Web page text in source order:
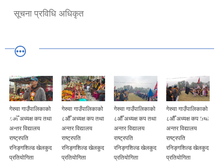
सूचना प्रविधि अधिकृत
गेरुवा गाउँपालिकाको
८औँ अध्यक्ष कप तथा
अन्तर विद्यालय
राष्ट्रपति
रनिङ्गशिल्ड खेलकुद
प्रतियोगिता
गेरुवा गाउँपालिकाको
८औँ अध्यक्ष कप तथा
अन्तर विद्यालय
राष्ट्रपति
रनिङ्गशिल्ड खेलकुद
प्रतियोगिता
गेरुवा गाउँपालिकाको
८औँ अध्यक्ष कप तथा
अन्तर विद्यालय
राष्ट्रपति
रनिङ्गशिल्ड खेलकुद
प्रतियोगिता
गेरुवा गाउँपालिकाको
८औँ अध्यक्ष कप तथा
अन्तर विद्यालय
राष्ट्रपति
रनिङ्गशिल्ड खेलकुद
प्रतियोगिता